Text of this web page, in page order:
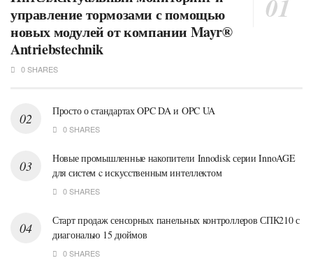
управление тормозами с помощью
новых модулей от компании Mayr®
Antriebstechnik
0 SHARES
Просто о стандартах OPC DA и OPC UA
0 SHARES
Новые промышленные накопители Innodisk серии InnoAGE
для систем c искусственным интеллектом
0 SHARES
Старт продаж сенсорных панельных контроллеров СПК210 с
диагональю 15 дюймов
0 SHARES